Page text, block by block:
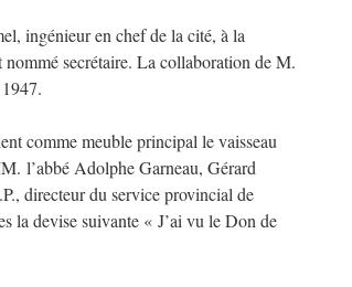
ingénieur en chef de la cité, à la
secrétaire. La collaboration de M.
comme meuble principal le vaisseau
l’abbé Adolphe Garneau, Gérard
directeur du service provincial de
la devise suivante « J’ai vu le Don de